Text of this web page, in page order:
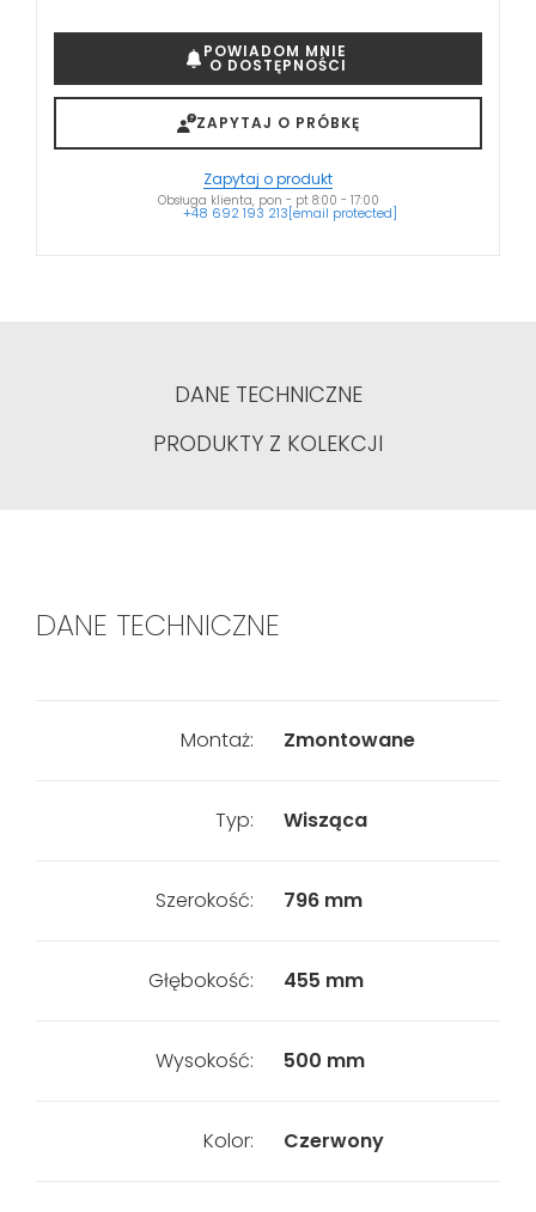
POWIADOM MNIE
O DOSTĘPNOŚCI
ZAPYTAJ O PRÓBKĘ
Zapytaj o produkt
Obsługa klienta, pon - pt 8:00 - 17:00
+48 692 193 213[email protected]
DANE TECHNICZNE
PRODUKTY Z KOLEKCJI
DANE TECHNICZNE
Montaż: Zmontowane
Typ: Wisząca
Szerokość: 796 mm
Głębokość: 455 mm
Wysokość: 500 mm
Kolor: Czerwony